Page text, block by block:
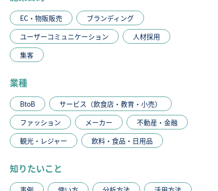
EC・物販販売
ブランディング
ユーザーコミュニケーション
人材採用
集客
業種
BtoB
サービス（飲食店・教育・小売）
ファッション
メーカー
不動産・金融
観光・レジャー
飲料・食品・日用品
知りたいこと